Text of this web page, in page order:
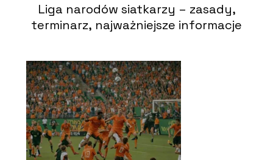
Liga narodów siatkarzy – zasady,
terminarz, najważniejsze informacje